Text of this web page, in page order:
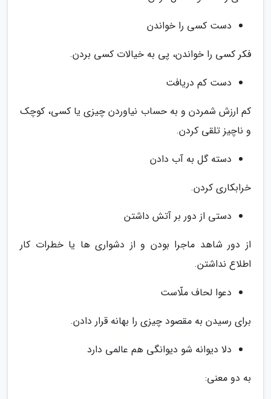
دست کسی را خواندن
فکر کسی را خواندن، پی به خیالات کسی بردن.
دست کم دریافت
کم ارزش شمردن و به حساب نیاوردن چیزی یا کسی، کوچک
و ناچیز تلقی کردن.
دسته گل به آب دادن
خرابکاری کردن.
دستی از دور بر آتش داشتن
از دور شاهد ماجرا بودن و از دشواری ها یا خطرات کار
اطلاع نداشتن.
دعوا لحاف ملّاست
برای رسیدن به مقصود چیزی را بهانه قرار دادن.
دلا دیوانه شو دیوانگی هم عالمی دارد
به دو معنی: